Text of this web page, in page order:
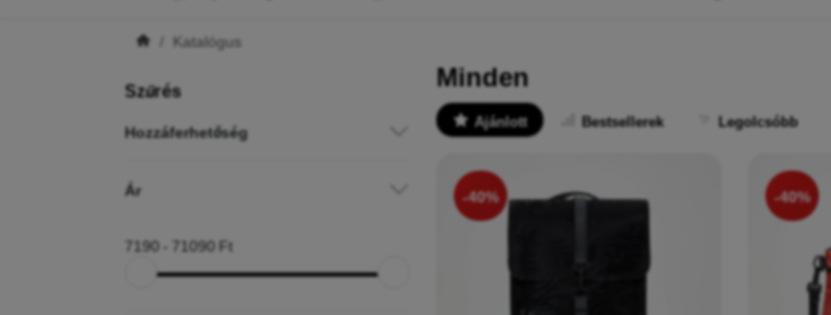
Katalógus
Szűrés
Hozzáferhetőség
Ár
7190 71090Ft
Minden
Ajánlott Bestsellerek Legolcsóbb
-40% -40%